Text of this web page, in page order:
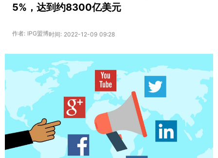
5%，达到约8300亿美元
作者: IPG盟博时间: 2022-12-09 09:28